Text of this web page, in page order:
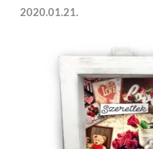
2020.01.21.